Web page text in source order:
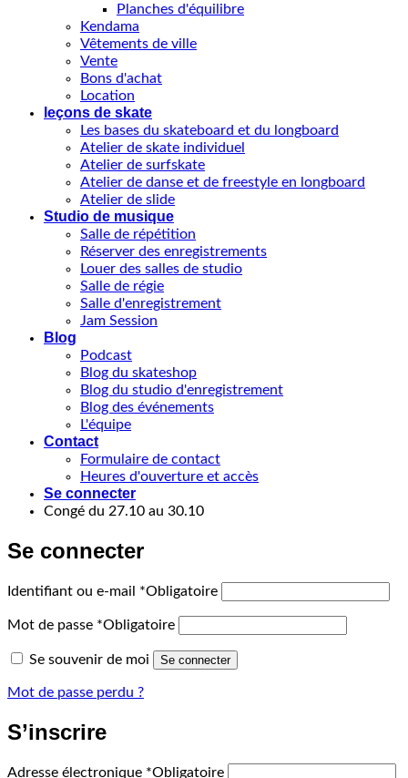
Planches d'équilibre
Kendama
Vêtements de ville
Vente
Bons d'achat
Location
leçons de skate
Les bases du skateboard et du longboard
Atelier de skate individuel
Atelier de surfskate
Atelier de danse et de freestyle en longboard
Atelier de slide
Studio de musique
Salle de répétition
Réserver des enregistrements
Louer des salles de studio
Salle de régie
Salle d'enregistrement
Jam Session
Blog
Podcast
Blog du skateshop
Blog du studio d'enregistrement
Blog des événements
L'équipe
Contact
Formulaire de contact
Heures d'ouverture et accès
Se connecter
Congé du 27.10 au 30.10
Se connecter
Identifiant ou e-mail *Obligatoire
Mot de passe *Obligatoire
Se souvenir de moi Se connecter
Mot de passe perdu ?
S’inscrire
Adresse électronique *Obligatoire